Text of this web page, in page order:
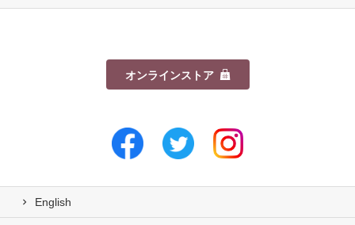
オンラインストア
English